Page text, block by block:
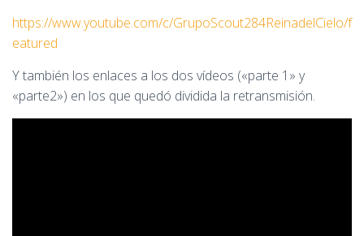
https://www.youtube.com/c/GrupoScout284ReinadelCielo/f
eatured
Y también los enlaces a los dos vídeos («parte 1» y
«parte2») en los que quedó dividida la retransmisión.